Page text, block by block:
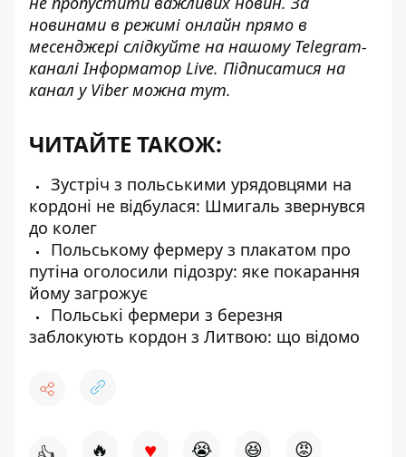
новинами в режимі онлайн прямо в
месенджері слідкуйте на нашому Telegram-
каналіІнформатор Live. Підписатися на
канал у Viber можна тут.
ЧИТАЙТЕ ТАКОЖ:
Зустріч з польськими урядовцями на
кордоні не відбулася: Шмигаль звернувся
до колег
Польському фермеру з плакатом про
путіна оголосили підозру: яке покарання
йому загрожує
Польські фермери з березня
заблокують кордон з Литвою: що відомо
🔥 ♥ 😭 😆 😡